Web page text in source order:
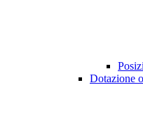
Dotazione